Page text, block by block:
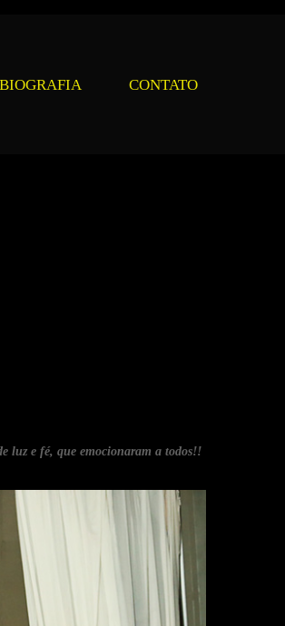
BIOGRAFIA CONTATO
luz e fé, que emocionaram a todos!!